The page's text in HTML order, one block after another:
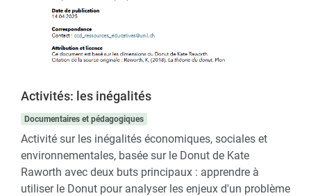
Activités: les inégalités
Documentaires et pédagogiques
Activité sur les inégalités économiques, sociales et
environnementales, basée sur le Donut de Kate
Raworth avec deux buts principaux : apprendre à
utiliser le Donut pour analyser les enjeux d'un problème